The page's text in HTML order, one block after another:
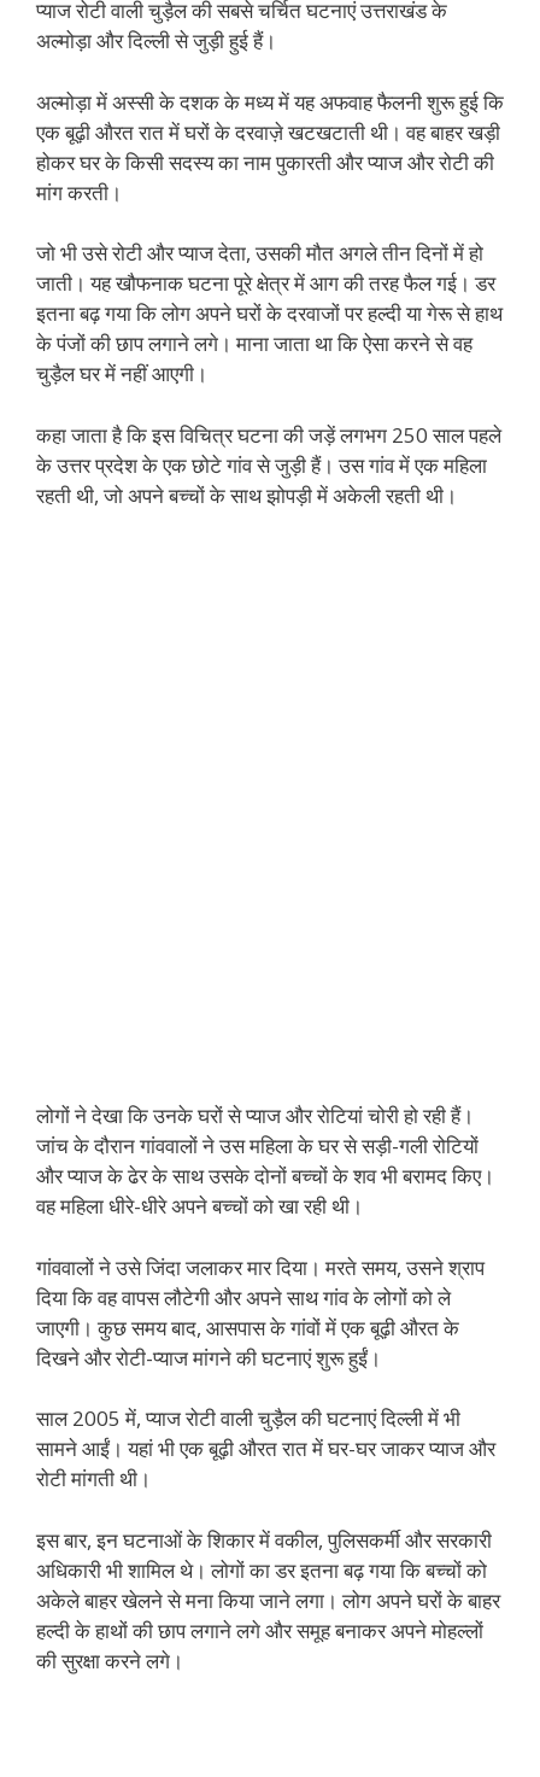
प्याज रोटी वाली चुड़ैल की सबसे चर्चित घटनाएं उत्तराखंड के
अल्मोड़ा और दिल्ली से जुड़ी हुई हैं।
अल्मोड़ा में अस्सी के दशक के मध्य में यह अफवाह फैलनी शुरू हुई कि
एक बूढ़ी औरत रात में घरों के दरवाज़े खटखटाती थी। वह बाहर खड़ी
होकर घर के किसी सदस्य का नाम पुकारती और प्याज और रोटी की
मांग करती।
जो भी उसे रोटी और प्याज देता, उसकी मौत अगले तीन दिनों में हो
जाती। यह खौफनाक घटना पूरे क्षेत्र में आग की तरह फैल गई। डर
इतना बढ़ गया कि लोग अपने घरों के दरवाजों पर हल्दी या गेरू से हाथ
के पंजों की छाप लगाने लगे। माना जाता था कि ऐसा करने से वह
चुड़ैल घर में नहीं आएगी।
कहा जाता है कि इस विचित्र घटना की जड़ें लगभग 250 साल पहले
के उत्तर प्रदेश के एक छोटे गांव से जुड़ी हैं। उस गांव में एक महिला
रहती थी, जो अपने बच्चों के साथ झोपड़ी में अकेली रहती थी।
लोगों ने देखा कि उनके घरों से प्याज और रोटियां चोरी हो रही हैं।
जांच के दौरान गांववालों ने उस महिला के घर से सड़ी-गली रोटियों
और प्याज के ढेर के साथ उसके दोनों बच्चों के शव भी बरामद किए।
वह महिला धीरे-धीरे अपने बच्चों को खा रही थी।
गांववालों ने उसे जिंदा जलाकर मार दिया। मरते समय, उसने श्राप
दिया कि वह वापस लौटेगी और अपने साथ गांव के लोगों को ले
जाएगी। कुछ समय बाद, आसपास के गांवों में एक बूढ़ी औरत के
दिखने और रोटी-प्याज मांगने की घटनाएं शुरू हुईं।
साल 2005 में, प्याज रोटी वाली चुड़ैल की घटनाएं दिल्ली में भी
सामने आईं। यहां भी एक बूढ़ी औरत रात में घर-घर जाकर प्याज और
रोटी मांगती थी।
इस बार, इन घटनाओं के शिकार में वकील, पुलिसकर्मी और सरकारी
अधिकारी भी शामिल थे। लोगों का डर इतना बढ़ गया कि बच्चों को
अकेले बाहर खेलने से मना किया जाने लगा। लोग अपने घरों के बाहर
हल्दी के हाथों की छाप लगाने लगे और समूह बनाकर अपने मोहल्लों
की सुरक्षा करने लगे।